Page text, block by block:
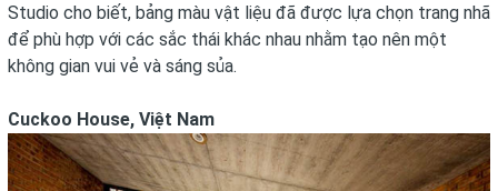
Studio cho biết, bảng màu vật liệu đã được lựa chọn trang nhã
để phù hợp với các sắc thái khác nhau nhằm tạo nên một
không gian vui vẻ và sáng sủa.
Cuckoo House, Việt Nam